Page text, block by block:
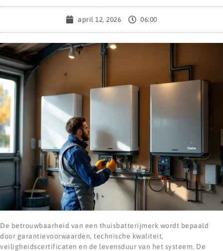
april 12, 2026 06:00
De betrouwbaarheid van een thuisbatterijmerk wordt bepaald
door garantievoorwaarden, technische kwaliteit,
veiligheidscertificaten en de levensduur van het systeem. De